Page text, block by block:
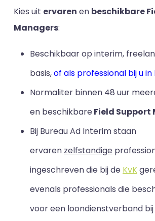
Kies uit ervaren en beschikbare
Managers:
Beschikbaar op interim,
basis,of als professional bij u in
Normaliter binnen 48 uur
en beschikbareField Support
Bij Bureau Ad Interim staan
ervaren zelfstandige
ingeschreven die bij de KvK
evenals professionals die
voor een loondienstverband bij